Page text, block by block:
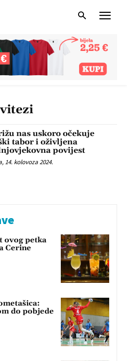
vitezi
nas uskoro očekuje
tabor i oživljena
povijest
14. kolovoza 2024.
ovog petka
Cerine
do pobjede